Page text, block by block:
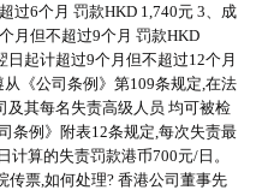
过6个月 罚款HKD 1,740元 3、成
月但不超过9个月 罚款HKD
日起计超过9个月但不超过12个月
《公司条例》第109条规定,在法
及其每名失责高级人员 均可被检
条例》附表12条规定,每次失责最
计算的失责罚款港币700元/日。
传票,如何处理? 香港公司董事先